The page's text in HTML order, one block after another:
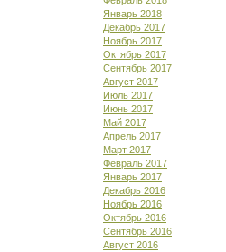
Январь 2018
Декабрь 2017
Ноябрь 2017
Октябрь 2017
Сентябрь 2017
Август 2017
Июль 2017
Июнь 2017
Май 2017
Апрель 2017
Март 2017
Февраль 2017
Январь 2017
Декабрь 2016
Ноябрь 2016
Октябрь 2016
Сентябрь 2016
Август 2016